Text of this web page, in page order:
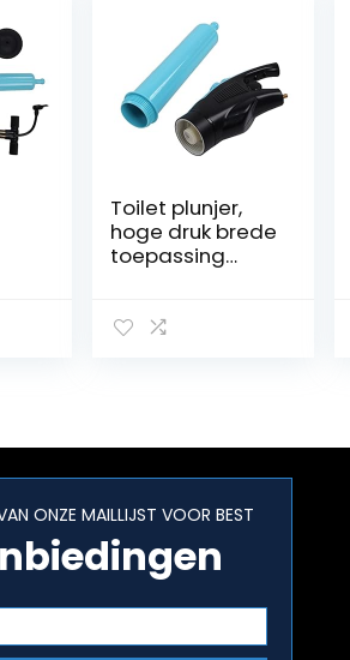
Toilet plunjer,
hoge druk brede
toepassing
eenvoudig te
ONZE MAILLIJST VOOR BEST